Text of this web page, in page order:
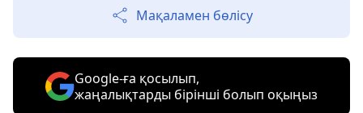
Мақаламен бөлісу
Google-ға қосылып,
жаңалықтарды бірінші болып оқыңыз